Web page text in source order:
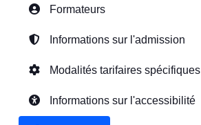
Formateurs
Informations sur l'admission
Modalités tarifaires spécifiques
Informations sur l'accessibilité